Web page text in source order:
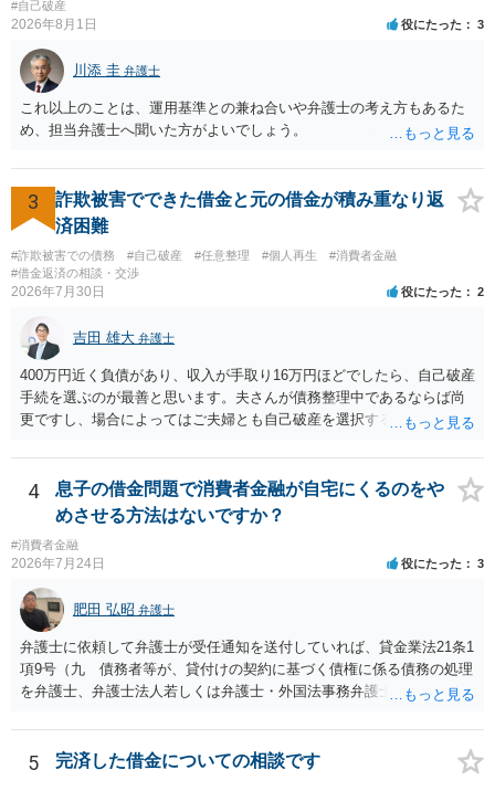
#自己破産
2026年8月1日 役にたった 3
川添 圭 弁護士
これ以上のことは、運用基準との兼ね合いや弁護士の考え方もあるた
め、担当弁護士へ聞いた方がよいでしょう。
3
詐欺被害でできた借金と元の借金が積み重なり返
済困難
#詐欺被害での債務 #自己破産 #任意整理 #個人再生
#消費者金融
#借金返済の相談・交渉
2026年7月30日 役にたった 2
吉田 雄大 弁護士
400万円近く負債があり、収入が手取り16万円ほどでしたら、自己破産
手続を選ぶのが最善と思います。夫さんが債務整理中であるならば尚
更ですし、場合によってはご夫婦とも自己破産を選択する方法もある
4
息子の借金問題で消費者金融が自宅にくるのをや
めさせる方法はないですか？
#消費者金融
2026年7月24日 役にたった 3
肥田 弘昭 弁護士
弁護士に依頼して弁護士が受任通知を送付していれば、貸金業法21条1
項9号（九 債務者等が、貸付けの契約に基づく債権に係る債務の処理
を弁護士、弁護士法人若しくは弁護士・外国法事務弁護士共同法人若
等」という。）に委託し、又はその処理のため必要な裁判所における
民事事件に関する手続をとり、弁護士等又は裁判所から書面によりそ
の旨の通知があつた場合において、正当な理由がないのに、債務者等
5 完済した借金についての相談です